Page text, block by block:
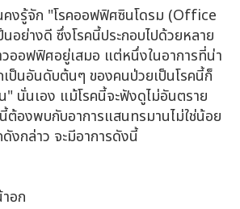
งรู้จัก "โรคออฟฟิศซินโดรม (Office
อย่างดี ซึ่งโรคนี้ประกอบไปด้วยหลาย
วออฟฟิศอยู่เสมอ แต่หนึ่งในอาการที่น่า
ป็นอันดับต้นๆ ของคนป่วยเป็นโรคนี้ก็
" นั่นเอง แม้โรคนี้จะฟังดูไม่อันตราย
ต้องพบกับอาการแสนทรมานไม่ใช่น้อย
งกล่าว จะมีอาการดังนี้
อก